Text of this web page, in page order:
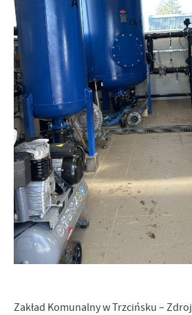
Zakład Komunalny w Trzcińsku –
Firmy te działają w charakterze
treści w postaci wiadomości, ofert,
społecznościowych.